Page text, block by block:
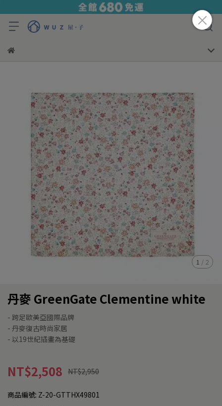
1 / 2
丹麥 GreenGate Clementine white
- 跨足歐美亞國際品牌
- 丹麥復古時尚家居
- 以19世紀插畫為基礎
NT$2,508 NT$2,950
商品編號: Z-20-GTTHX49801